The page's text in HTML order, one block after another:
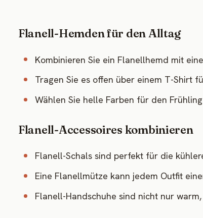
Flanell-Hemden für den Alltag
Kombinieren Sie ein Flanellhemd mit
Tragen Sie es offen über einem T-Shirt
Wählen Sie helle Farben für den
Flanell-Accessoires kombinieren
Flanell-Schals sind perfekt für die
Eine Flanellmütze kann jedem Outfit
Flanell-Handschuhe sind nicht nur